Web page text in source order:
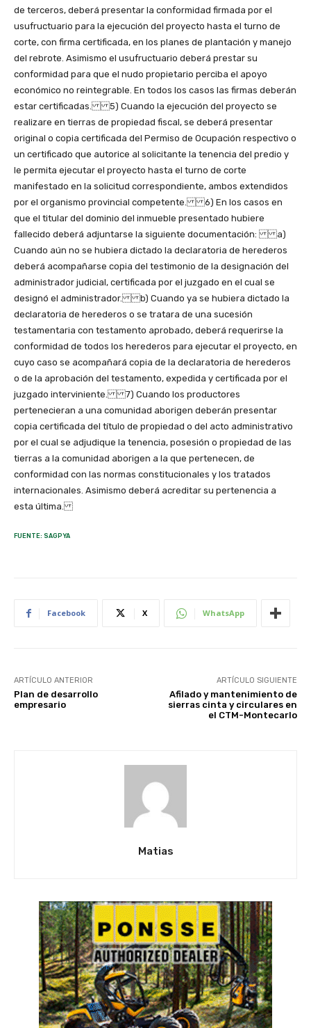
FUENTE: SAGPYA
Facebook X WhatsApp
ARTÍCULO ANTERIOR
Plan de desarrollo
empresario
ARTÍCULO SIGUIENTE
Afilado y mantenimiento de
sierras cinta y circulares en
el CTM-Montecarlo
Matias